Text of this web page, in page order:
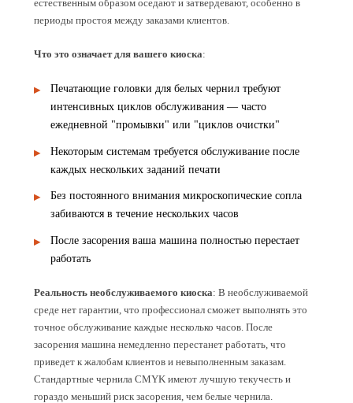
естественным образом оседают и затвердевают, особенно в
периоды простоя между заказами клиентов.
Что это означает для вашего киоска:
Печатающие головки для белых чернил требуют
интенсивных циклов обслуживания — часто
ежедневной "промывки" или "циклов очистки"
Некоторым системам требуется обслуживание после
каждых нескольких заданий печати
Без постоянного внимания микроскопические сопла
забиваются в течение нескольких часов
После засорения ваша машина полностью перестает
работать
Реальность необслуживаемого киоска: В необслуживаемой
среде нет гарантии, что профессионал сможет выполнять это
точное обслуживание каждые несколько часов. После
засорения машина немедленно перестанет работать, что
приведет к жалобам клиентов и невыполненным заказам.
Стандартные чернила CMYK имеют лучшую текучесть и
гораздо меньший риск засорения, чем белые чернила.